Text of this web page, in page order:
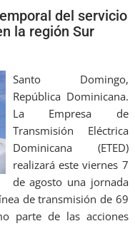
del servicio
la región Sur
Santo Domingo,
República Dominicana.
La Empresa de
Transmisión Eléctrica
Dominicana (ETED)
realizará este viernes 7
de agosto una jornada
de transmisión de 69
parte de las acciones